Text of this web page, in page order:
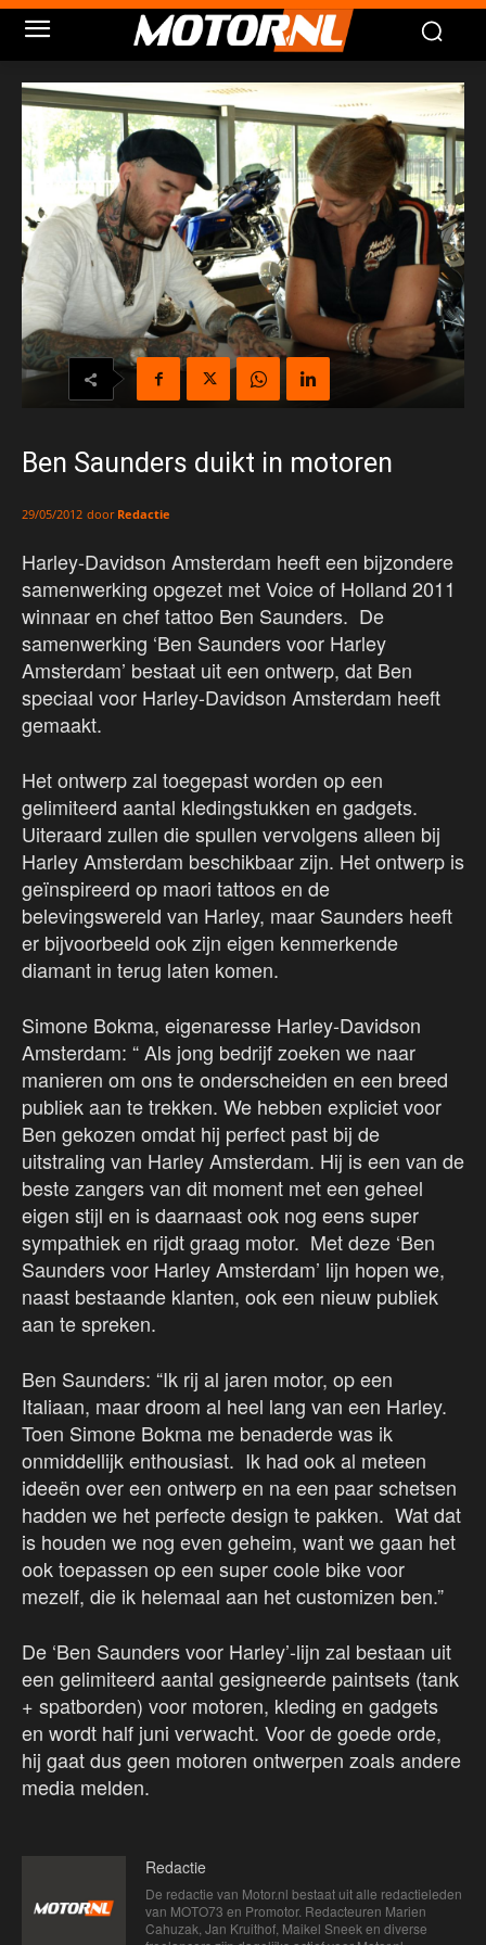
Ben Saunders duikt in motoren
29/05/2012 door Redactie
Harley-Davidson Amsterdam heeft een bijzondere
samenwerking opgezet met Voice of Holland 2011
winnaar en chef tattoo Ben Saunders. De
samenwerking ‘Ben Saunders voor Harley
Amsterdam’ bestaat uit een ontwerp, dat Ben
speciaal voor Harley-Davidson Amsterdam heeft
gemaakt.
Het ontwerp zal toegepast worden op een
gelimiteerd aantal kledingstukken en gadgets.
Uiteraard zullen die spullen vervolgens alleen bij
Harley Amsterdam beschikbaar zijn. Het ontwerp is
geïnspireerd op maori tattoos en de
belevingswereld van Harley, maar Saunders heeft
er bijvoorbeeld ook zijn eigen kenmerkende
diamant in terug laten komen.
Simone Bokma, eigenaresse Harley-Davidson
Amsterdam: “ Als jong bedrijf zoeken we naar
manieren om ons te onderscheiden en een breed
publiek aan te trekken. We hebben expliciet voor
Ben gekozen omdat hij perfect past bij de
uitstraling van Harley Amsterdam. Hij is een van de
beste zangers van dit moment met een geheel
eigen stijl en is daarnaast ook nog eens super
sympathiek en rijdt graag motor. Met deze ‘Ben
Saunders voor Harley Amsterdam’ lijn hopen we,
naast bestaande klanten, ook een nieuw publiek
aan te spreken.
Ben Saunders: “Ik rij al jaren motor, op een
Italiaan, maar droom al heel lang van een Harley.
Toen Simone Bokma me benaderde was ik
onmiddellijk enthousiast. Ik had ook al meteen
ideeën over een ontwerp en na een paar schetsen
hadden we het perfecte design te pakken. Wat dat
is houden we nog even geheim, want we gaan het
ook toepassen op een super coole bike voor
mezelf, die ik helemaal aan het customizen ben.”
De ‘Ben Saunders voor Harley’-lijn zal bestaan uit
een gelimiteerd aantal gesigneerde paintsets (tank
+ spatborden) voor motoren, kleding en gadgets
en wordt half juni verwacht. Voor de goede orde,
hij gaat dus geen motoren ontwerpen zoals andere
media melden.
Redactie
De redactie van Motor.nl bestaat uit alle redactieleden
van MOTO73 en Promotor. Redacteuren Marien
Cahuzak, Jan Kruithof, Maikel Sneek en diverse